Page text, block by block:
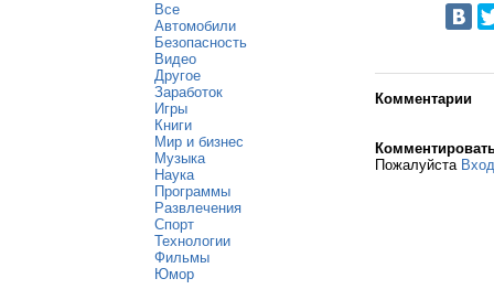
Все
Автомобили
Безопасность
Видео
Другое
Заработок
Игры
Книги
Мир и бизнес
Музыка
Наука
Программы
Развлечения
Спорт
Технологии
Фильмы
Юмор
Комментарии
Пожалуйста Вход